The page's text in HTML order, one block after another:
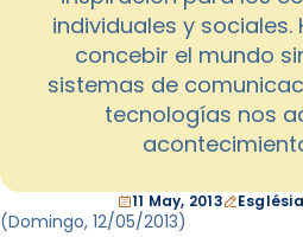
individuales y
concebir el mundo
sistemas de
tecnologías nos
11 May, 2013
(Domingo, 12/05/2013)